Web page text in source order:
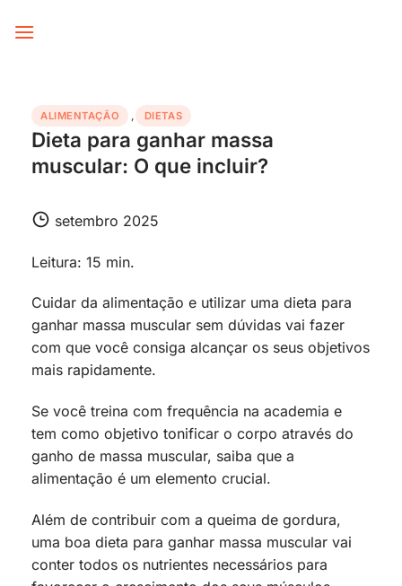
ALIMENTAÇÃO , DIETAS
Dieta para ganhar massa
muscular: O que incluir?
setembro 2025
Leitura: 15 min.
Cuidar da alimentação e utilizar uma dieta para
ganhar massa muscular sem dúvidas vai fazer
com que você consiga alcançar os seus objetivos
mais rapidamente.
Se você treina com frequência na academia e
tem como objetivo tonificar o corpo através do
ganho de massa muscular, saiba que a
alimentação é um elemento crucial.
Além de contribuir com a queima de gordura,
uma boa dieta para ganhar massa muscular vai
conter todos os nutrientes necessários para